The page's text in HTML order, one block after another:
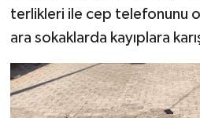
terlikleri ile cep telefonunu
ara sokaklarda kayıplara